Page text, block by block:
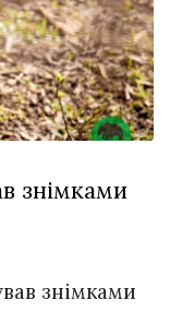
знімками
знімками